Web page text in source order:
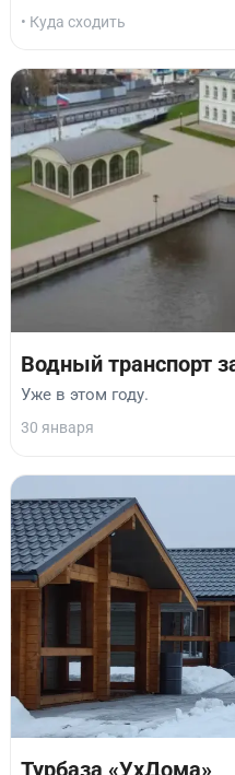
• Куда сходить
Водный транспорт
Уже в этом году.
30 января
Турбаза «УхДома»